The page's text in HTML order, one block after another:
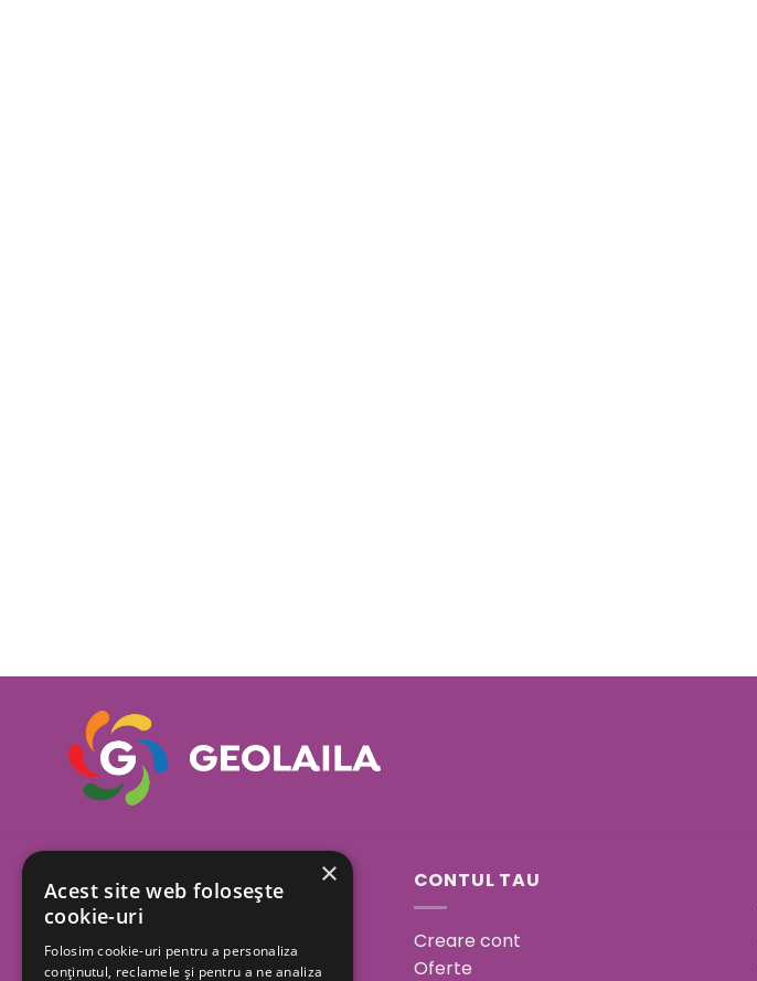
Sos. Bucuresti - Urziceni
23A, Afumati, Ilfov
Program:
CONTUL TAU
Creare cont
Oferte
×
Acest site web folosește
cookie-uri
Folosim cookie-uri pentru a personaliza
conținutul, reclamele și pentru a ne analiza